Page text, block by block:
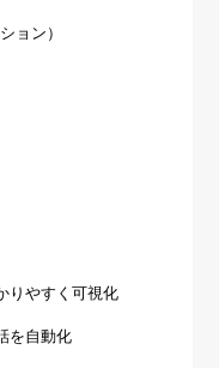
ョン）
りやすく可視化
を自動化